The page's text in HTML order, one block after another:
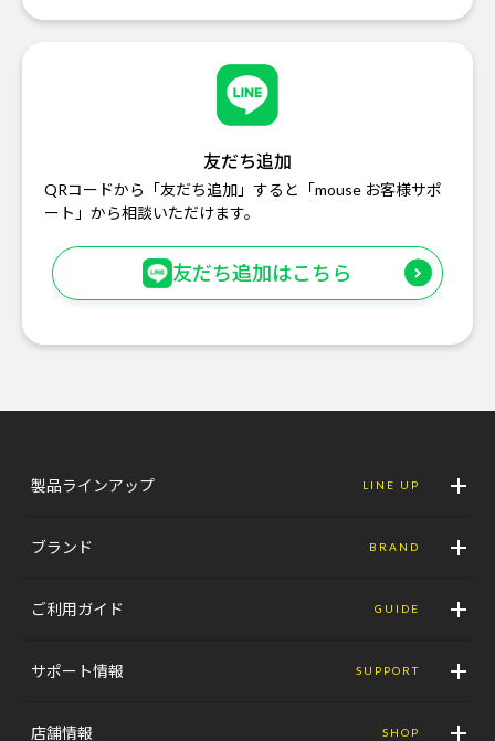
友だち追加
QRコードから「友だち追加」すると「mouse お客様サポ
ート」から相談いただけます。
友だち追加はこちら
製品ラインアップ LINE UP
ブランド BRAND
ご利用ガイド GUIDE
サポート情報 SUPPORT
店舗情報 SHOP